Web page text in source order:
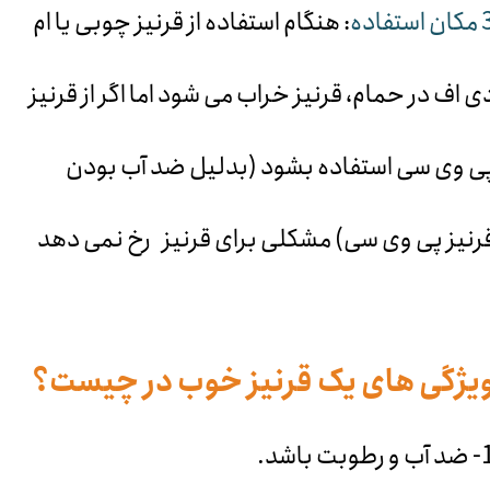
: هنگام استفاده از قرنیز چوبی یا ام
اف در حمام، قرنیز خراب می شود اما اگر از قرنیز
وی سی استفاده بشود (بدلیل ضد آب بودن
پی وی سی) مشکلی برای قرنیز رخ نمی دهد
های یک قرنیز خوب در چیست؟
باشد.